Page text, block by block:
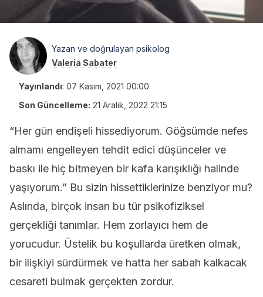
Yazan ve doğrulayan psikolog
Valeria Sabater
Yayınlandı: 07 Kasım, 2021 00:00
Son Güncelleme: 21 Aralık, 2022 21:15
“Her gün endişeli hissediyorum. Göğsümde nefes
almamı engelleyen tehdit edici düşünceler ve
baskı ile hiç bitmeyen bir kafa karışıklığı halinde
yaşıyorum.” Bu sizin hissettiklerinize benziyor mu?
Aslında, birçok insan bu tür psikofiziksel
gerçekliği tanımlar. Hem zorlayıcı hem de
yorucudur. Üstelik bu koşullarda üretken olmak,
bir ilişkiyi sürdürmek ve hatta her sabah kalkacak
cesareti bulmak gerçekten zordur.